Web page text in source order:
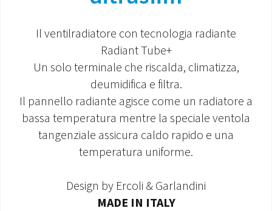
ASSISTENZA E GARANZIE
CENTRI ASSISTENZA E RICAMBI
Il ventilradiatore con tecnologia radiante
Radiant Tube+
Un solo terminale che riscalda, climatizza,
deumidifica e filtra.
Il pannello radiante agisce come un radiatore a
bassa temperatura mentre la speciale ventola
tangenziale assicura caldo rapido e una
temperatura uniforme.
Design by Ercoli & Garlandini
MADE IN ITALY